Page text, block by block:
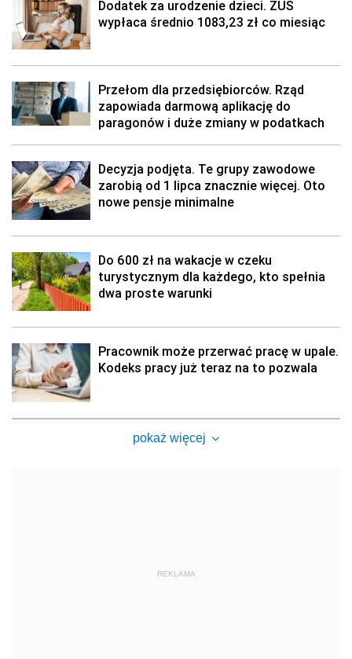
Dodatek za urodzenie dzieci. ZUS
wypłaca średnio 1083,23 zł co miesiąc
Przełom dla przedsiębiorców. Rząd
zapowiada darmową aplikację do
paragonów i duże zmiany w podatkach
Decyzja podjęta. Te grupy zawodowe
zarobią od 1 lipca znacznie więcej. Oto
nowe pensje minimalne
Do 600 zł na wakacje w czeku
turystycznym dla każdego, kto spełnia
dwa proste warunki
Pracownik może przerwać pracę w upale.
Kodeks pracy już teraz na to pozwala
pokaż więcej
REKLAMA